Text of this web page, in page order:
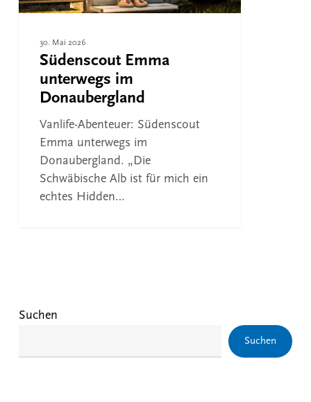
30. Mai 2026
Südenscout Emma
unterwegs im
Donaubergland
Vanlife-Abenteuer: Südenscout
Emma unterwegs im
Donaubergland. „Die
Schwäbische Alb ist für mich ein
echtes Hidden…
Suchen
Suchen